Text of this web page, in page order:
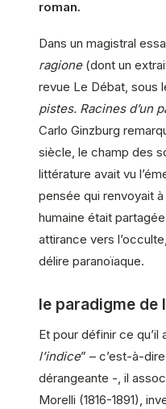
roman.
Dans un magistral
ragione(dont un
revue Le Débat, sous
pistes. Racines d’un
Carlo Ginzburg
siècle, le champ des
littérature avait vu
pensée qui renvoyait
humaine était
attirance vers
délire paranoïaque.
le paradigme de
Et pour définir ce qu’il
l’indice” – c’est-à-
dérangeante -, il
Morelli (1816-1891),